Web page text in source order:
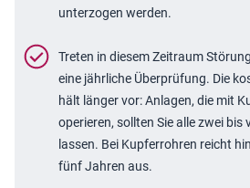
unterzogen werden.
Treten in diesem Zeitraum
eine jährliche Überprüfung. Die
hält länger vor: Anlagen, die mit
operieren, sollten Sie alle zwei bis
lassen. Bei Kupferrohren reicht
fünf Jahren aus.